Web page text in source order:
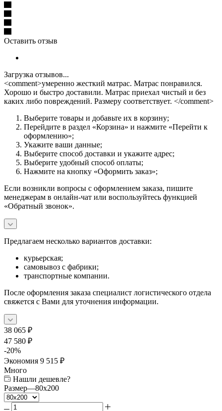
Оставить отзыв
Загрузка отзывов...
<comment>умеренно жесткий матрас. Матрас понравился.
Хорошо и быстро доставили. Матрас приехал чистый и без
каких либо повреждений. Размеру соответствует. </comment>
Выберите товары и добавьте их в корзину;
Перейдите в раздел «Корзина» и нажмите «Перейти к
оформлению»;
Укажите ваши данные;
Выберите способ доставки и укажите адрес;
Выберите удобный способ оплаты;
Нажмите на кнопку «Оформить заказ»;
Если возникли вопросы с оформлением заказа, пишите
менеджерам в онлайн-чат или воспользуйтесь функцией
«Обратный звонок».
Предлагаем несколько вариантов доставки:
курьерская;
самовывоз с фабрики;
транспортные компании.
После оформления заказа специалист логистического отдела
свяжется с Вами для уточнения информации.
38 065 ₽
47 580 ₽
-20%
Экономия 9 515 ₽
Много
Нашли дешевле?
Размер—80x200